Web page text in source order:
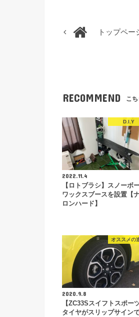
トップペー
RECOMMEND こ
D.I.Y
2022.11.4
【ロトブラシ】スノーボ
ワックスブースを設置【
ロンハード】
オススメの
2020.9.8
【ZC33Sスイフトスポーツ
タイヤがスリップサイン